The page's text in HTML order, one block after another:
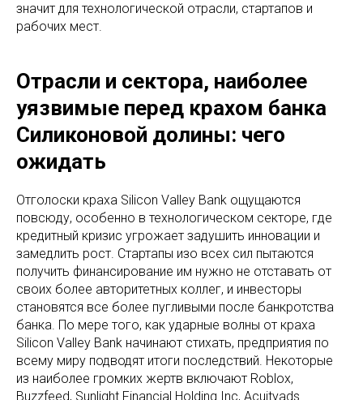
значит для технологической отрасли, стартапов и
рабочих мест.
Отрасли и сектора, наиболее
уязвимые перед крахом банка
Силиконовой долины: чего
ожидать
Отголоски краха Silicon Valley Bank ощущаются
повсюду, особенно в технологическом секторе, где
кредитный кризис угрожает задушить инновации и
замедлить рост. Стартапы изо всех сил пытаются
получить финансирование им нужно не отставать от
своих более авторитетных коллег, и инвесторы
становятся все более пугливыми после банкротства
банка. По мере того, как ударные волны от краха
Silicon Valley Bank начинают стихать, предприятия по
всему миру подводят итоги последствий. Некоторые
из наиболее громких жертв включают Roblox,
Buzzfeed, Sunlight Financial Holding Inc, Acuityads